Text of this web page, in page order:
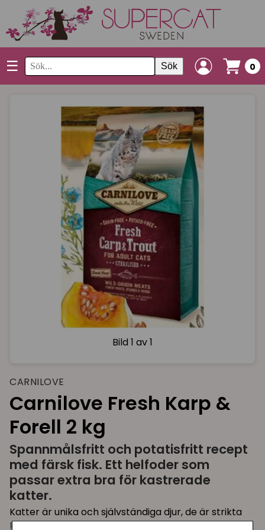
☰ Sök 0
Bild 1 av 1
CARNILOVE
Carnilove Fresh Karp &
Forell 2 kg
Spannmålsfritt och potatisfritt recept
med färsk fisk. Ett helfoder som
passar extra bra för kastrerade
katter.
Katter är unika och självständiga djur, de är strikta
köttätare och har en livsstil som definieras av en